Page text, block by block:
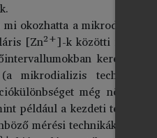
mi okozhatta a mikrodializis-
[Zn2+]-k közötti
(a mikrodializis technika
még
például a kezdeti
mérési technikák